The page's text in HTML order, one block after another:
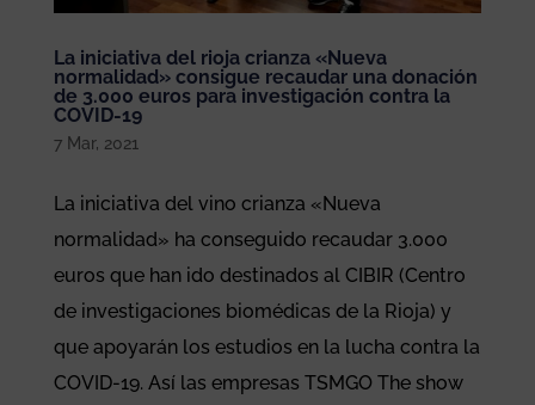
La iniciativa del rioja crianza «Nueva
normalidad» consigue recaudar una donación
de 3.000 euros para investigación contra la
COVID-19
7 Mar, 2021
La iniciativa del vino crianza «Nueva
normalidad» ha conseguido recaudar 3.000
euros que han ido destinados al CIBIR (Centro
de investigaciones biomédicas de la Rioja) y
que apoyarán los estudios en la lucha contra la
COVID-19. Así las empresas TSMGO The show